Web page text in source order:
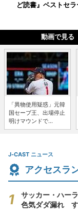
ど読書』ベストセラ
動画で見る
「異物使用疑惑」元韓
国セーブ王、出場停止
明けマウンドで...
J-CAST ニュース
アクセスラ
サッカー・ハー
色気ダダ漏れ